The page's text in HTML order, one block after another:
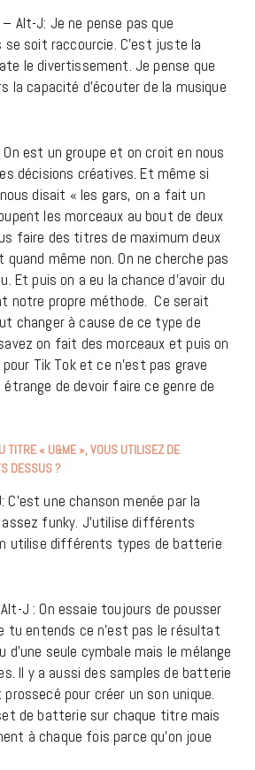
Alt-J: Je ne pense pas que
soit raccourcie. C’est juste la
le divertissement. Je pense que
la capacité d’écouter de la musique
est un groupe et on croit en nous
décisions créatives. Et même si
nous disait « les gars, on a fait un
les morceaux au bout de deux
faire des titres de maximum deux
même non. On ne cherche pas
Et puis on a eu la chance d’avoir du
notre propre méthode. Ce serait
changer à cause de ce type de
on fait des morceaux et puis on
Tik Tok et ce n’est pas grave
de devoir faire ce genre de
TITRE « U&ME », VOUS UTILISEZ DE
DESSUS ?
une chanson menée par la
funky. J’utilise différents
utilise différents types de batterie
J : On essaie toujours de pousser
tu entends ce n’est pas le résultat
d’une seule cymbale mais le mélange
Il y a aussi des samples de batterie
prossecé pour créer un son unique.
de batterie sur chaque titre mais
à chaque fois parce qu’on joue